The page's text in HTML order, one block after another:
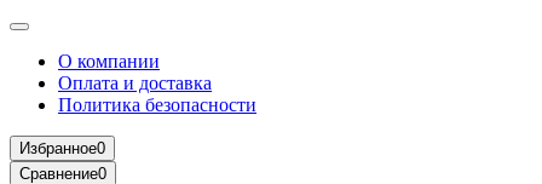
О компании
Оплата и доставка
Политика безопасности
Избранное0
Сравнение0